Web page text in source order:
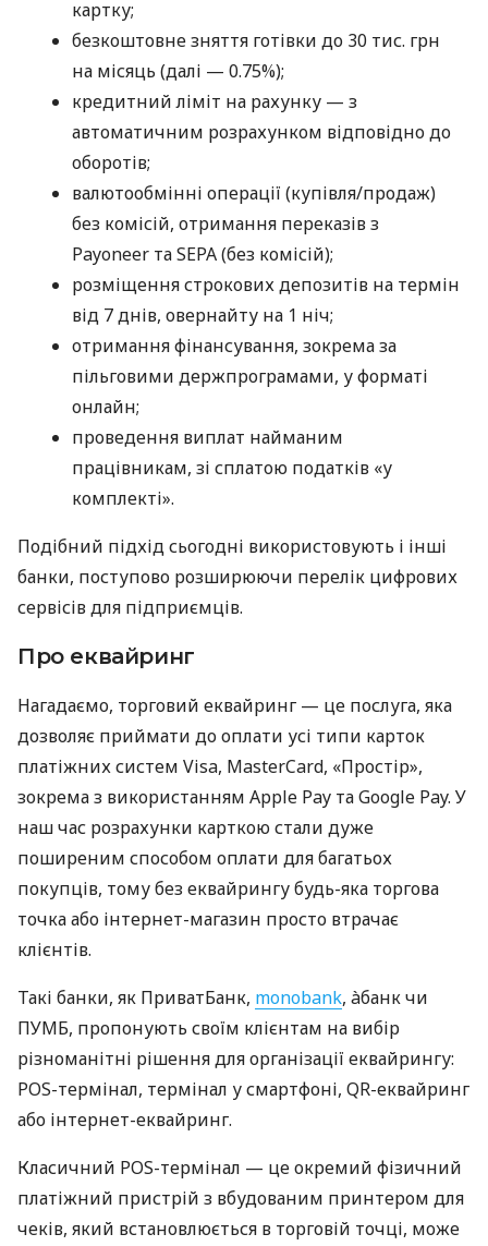
картку;
безкоштовне зняття готівки до 30 тис. грн
на місяць (далі — 0.75%);
кредитний ліміт на рахунку — з
автоматичним розрахунком відповідно до
оборотів;
валютообмінні операції (купівля/продаж)
без комісій, отримання переказів з
Payoneer та SEPA (без комісій);
розміщення строкових депозитів на термін
від 7 днів, овернайту на 1 ніч;
отримання фінансування, зокрема за
пільговими держпрограмами, у форматі
онлайн;
проведення виплат найманим
працівникам, зі сплатою податків «у
комплекті».
Подібний підхід сьогодні використовують і інші
банки, поступово розширюючи перелік цифрових
сервісів для підприємців.
Про еквайринг
Нагадаємо, торговий еквайринг — це послуга, яка
дозволяє приймати до оплати усі типи карток
платіжних систем Visa, MasterCard, «Простір»,
зокрема з використанням Apple Pay та Google Pay. У
наш час розрахунки карткою стали дуже
поширеним способом оплати для багатьох
покупців, тому без еквайрингу будь-яка торгова
точка або інтернет-магазин просто втрачає
клієнтів.
Такі банки, як ПриватБанк, monobank, àбанк чи
ПУМБ, пропонують своїм клієнтам на вибір
різноманітні рішення для організації еквайрингу:
POS-термінал, термінал у смартфоні, QR-еквайринг
або інтернет-еквайринг.
Класичний POS-термінал — це окремий фізичний
платіжний пристрій з вбудованим принтером для
чеків, який встановлюється в торговій точці, може